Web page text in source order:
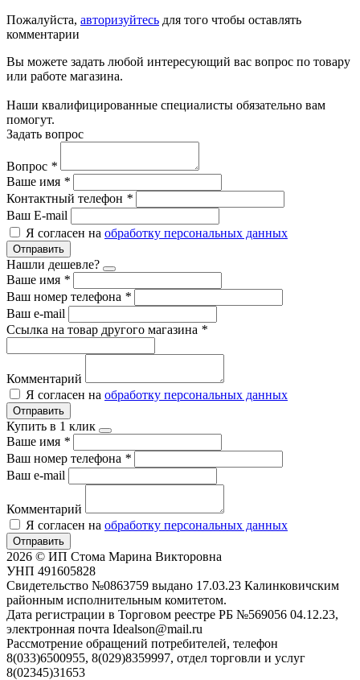
Пожалуйста, авторизуйтесь для того чтобы оставлять
комментарии
Вы можете задать любой интересующий вас вопрос по товару
или работе магазина.
Наши квалифицированные специалисты обязательно вам
помогут.
Задать вопрос
Вопрос *
Ваше имя *
Контактный телефон *
Ваш E-mail
Я согласен на обработку персональных данных
Отправить
Нашли дешевле?
Ваше имя *
Ваш номер телефона *
Ваш e-mail
Ссылка на товар другого магазина *
Комментарий
Я согласен на обработку персональных данных
Отправить
Купить в 1 клик
Ваше имя *
Ваш номер телефона *
Ваш e-mail
Комментарий
Я согласен на обработку персональных данных
Отправить
2026 © ИП Стома Марина Викторовна
УНП 491605828
Свидетельство №0863759 выдано 17.03.23 Калинковичским
районным исполнительным комитетом.
Дата регистрации в Торговом реестре РБ №569056 04.12.23,
электронная почта Idealson@mail.ru
Рассмотрение обращений потребителей, телефон
8(033)6500955, 8(029)8359997, отдел торговли и услуг
8(02345)31653